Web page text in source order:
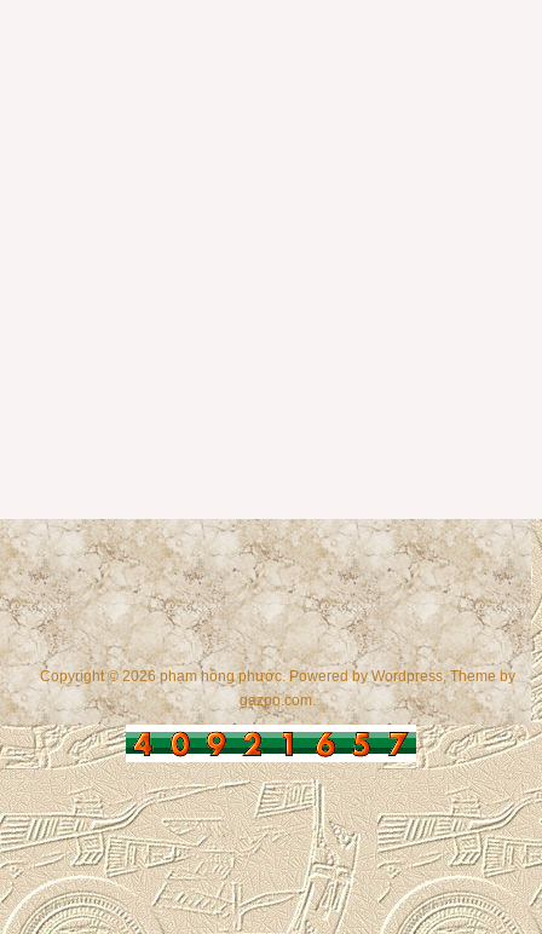
Copyright © 2026 phạm hồng phước. Powered byWordpress, Theme by
gazpo.com.